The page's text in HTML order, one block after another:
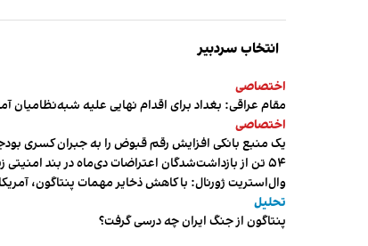
انتخاب سردبیر
اختصاصی
مقام عراقی: بغداد برای اقدام نهایی علیه شبه‌نظامیان
اختصاصی
یک منبع بانکی افزایش رقم قبوض را به جبران کسری
۵۴ تن از بازداشت‌شدگان اعتراضات دی‌ماه در بند امنیتی زندان اردبیل به سر می‌برند
وال‌استریت ژورنال: با کاهش ذخایر مهمات پنتاگون،
تحلیل
پنتاگون از جنگ ایران چه درسی گرفت؟